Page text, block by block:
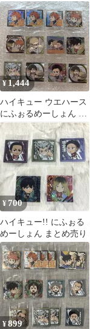
¥1,444
ハイキュー ウエハース
にふぉるめーしょん 日
向翔陽 黒尾鉄朗 孤爪研
磨 他
¥700
ハイキュー!! にふぉる
めーしょん まとめ売り
¥899